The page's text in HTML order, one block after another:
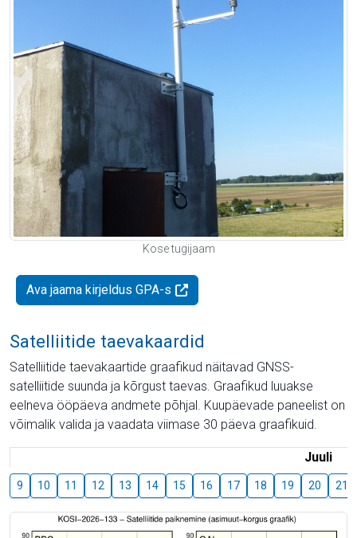
Kose tugijaam
Ava jaama kirjeldus GPA-s
Satelliitide taevakaardid
Satelliitide taevakaartide graafikud näitavad GNSS-
satelliitide suunda ja kõrgust taevas. Graafikud luuakse
eelneva ööpäeva andmete põhjal. Kuupäevade paneelist on
võimalik valida ja vaadata viimase 30 päeva graafikuid.
Juuli
9 10 11 12 13 14 15 16 17 18 19 20 21